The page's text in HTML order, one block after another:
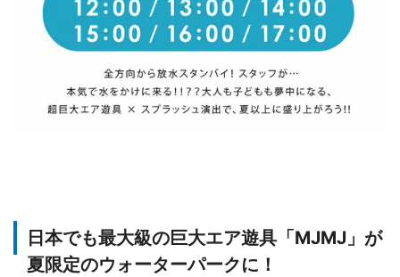
日本でも最大級の巨大エア遊具「MJMJ」が
夏限定のウォーターパークに！